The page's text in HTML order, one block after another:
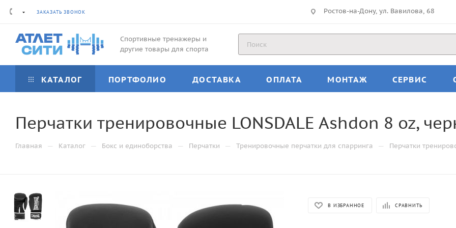
ЗАКАЗАТЬ ЗВОНОК Ростов-на-Дону, ул. Вавилова, 68
Спортивные тренажеры и
другие товары для спорта
КАТАЛОГ ПОРТФОЛИО ДОСТАВКА ОПЛАТА МОНТАЖ СЕРВИС
Перчатки тренировочные LONSDALE Ashdon 8 oz,
Главная — Каталог — Бокс и единоборства — Перчатки — Тренировочные перчатки для спарринга — Перчатки
В ИЗБРАННОЕ СРАВНИТЬ